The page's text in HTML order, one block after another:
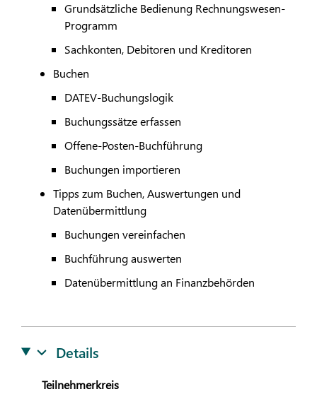
Grundsätzliche Bedienung Rechnungswesen-
Programm
Sachkonten, Debitoren und Kreditoren
Buchen
DATEV-Buchungslogik
Buchungssätze erfassen
Offene-Posten-Buchführung
Buchungen importieren
Tipps zum Buchen, Auswertungen und
Datenübermittlung
Buchungen vereinfachen
Buchführung auswerten
Datenübermittlung an Finanzbehörden
Details
Teilnehmerkreis